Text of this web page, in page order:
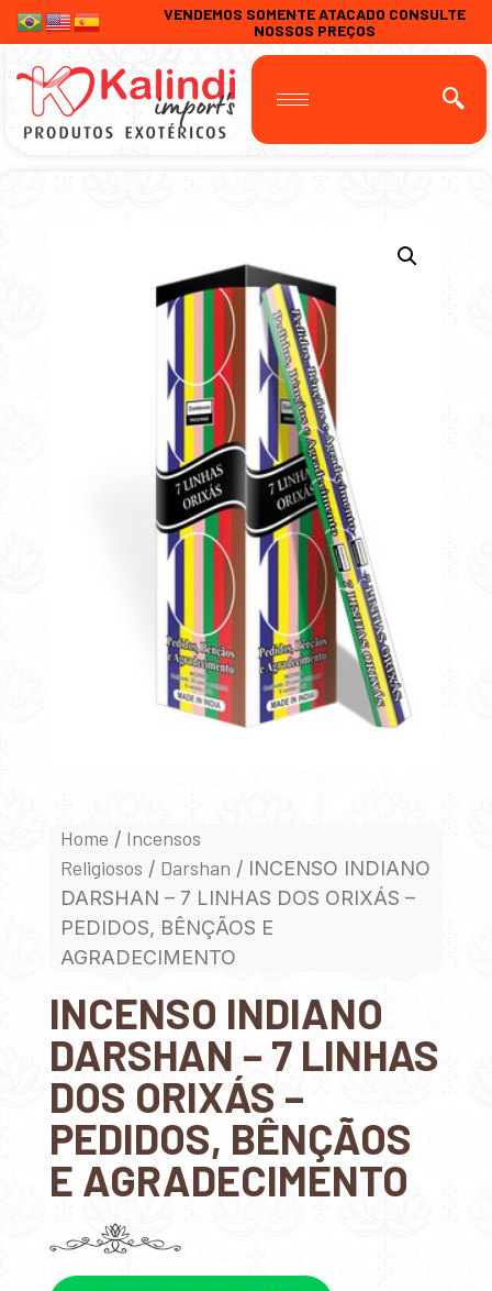
VENDEMOS SOMENTE ATACADO CONSULTE
NOSSOS PREÇOS
Home / Incensos
Religiosos / Darshan / INCENSO INDIANO
DARSHAN – 7 LINHAS DOS ORIXÁS –
PEDIDOS, BÊNÇÃOS E
AGRADECIMENTO
INCENSO INDIANO
DARSHAN – 7 LINHAS
DOS ORIXÁS –
PEDIDOS, BÊNÇÃOS
E AGRADECIMENTO